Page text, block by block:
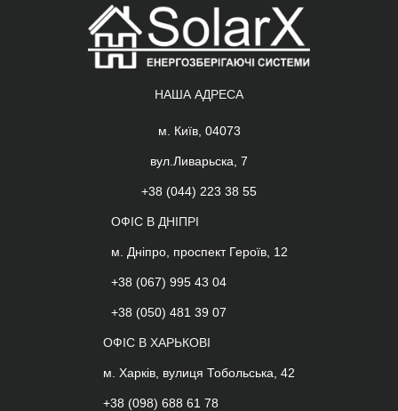
НАША АДРЕСА
м. Київ, 04073
вул.Ливарьска, 7
+38 (044) 223 38 55
ОФІС В ДНІПРІ
м. Дніпро, проспект Героїв, 12
+38 (067) 995 43 04
+38 (050) 481 39 07
ОФІС В ХАРЬКОВІ
м. Харків, вулиця Тобольська, 42
+38 (098) 688 61 78